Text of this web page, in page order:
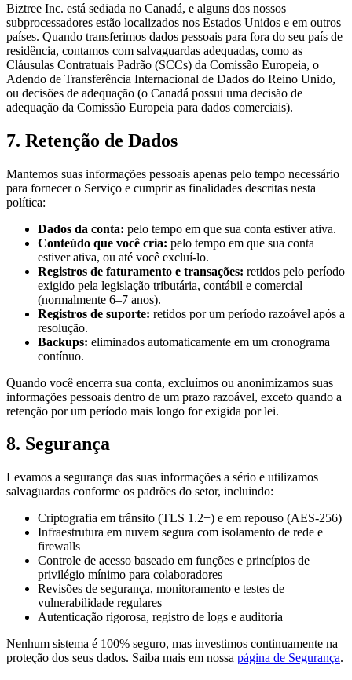
Biztree Inc. está sediada no Canadá, e alguns dos nossos
subprocessadores estão localizados nos Estados Unidos e em outros
países. Quando transferimos dados pessoais para fora do seu país de
residência, contamos com salvaguardas adequadas, como as
Cláusulas Contratuais Padrão (SCCs) da Comissão Europeia, o
Adendo de Transferência Internacional de Dados do Reino Unido,
ou decisões de adequação (o Canadá possui uma decisão de
adequação da Comissão Europeia para dados comerciais).
7. Retenção de Dados
Mantemos suas informações pessoais apenas pelo tempo necessário
para fornecer o Serviço e cumprir as finalidades descritas nesta
política:
Dados da conta: pelo tempo em que sua conta estiver ativa.
Conteúdo que você cria: pelo tempo em que sua conta
estiver ativa, ou até você excluí-lo.
Registros de faturamento e transações: retidos pelo período
exigido pela legislação tributária, contábil e comercial
(normalmente 6–7 anos).
Registros de suporte: retidos por um período razoável após a
resolução.
Backups: eliminados automaticamente em um cronograma
contínuo.
Quando você encerra sua conta, excluímos ou anonimizamos suas
informações pessoais dentro de um prazo razoável, exceto quando a
retenção por um período mais longo for exigida por lei.
8. Segurança
Levamos a segurança das suas informações a sério e utilizamos
salvaguardas conforme os padrões do setor, incluindo:
Criptografia em trânsito (TLS 1.2+) e em repouso (AES-256)
Infraestrutura em nuvem segura com isolamento de rede e
firewalls
Controle de acesso baseado em funções e princípios de
privilégio mínimo para colaboradores
Revisões de segurança, monitoramento e testes de
vulnerabilidade regulares
Autenticação rigorosa, registro de logs e auditoria
Nenhum sistema é 100% seguro, mas investimos continuamente na
proteção dos seus dados. Saiba mais em nossa página de Segurança.